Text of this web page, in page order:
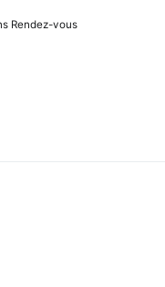
Rendez-vous